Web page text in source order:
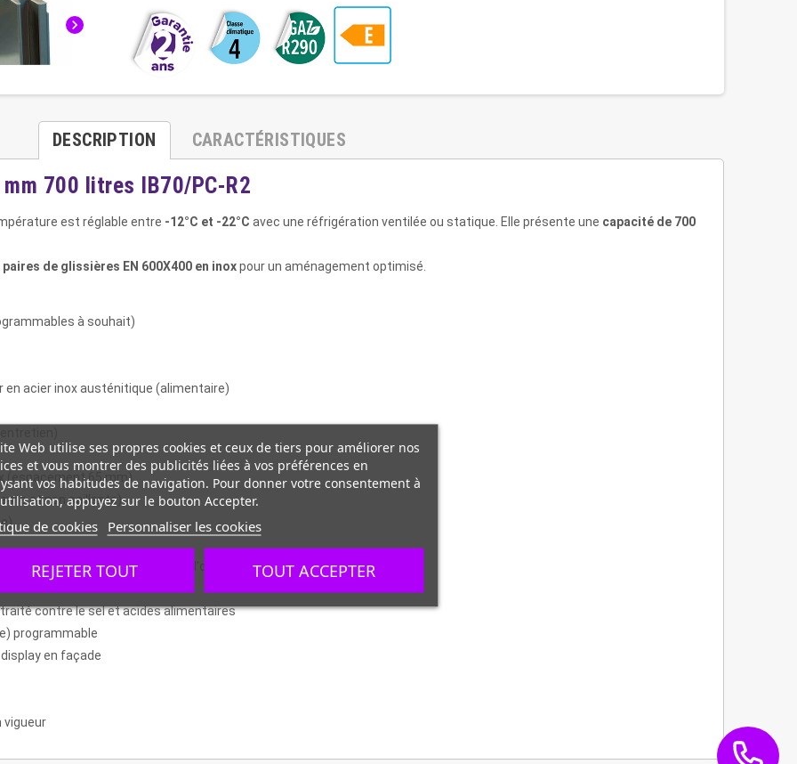
chevron_right
DESCRIPTION CARACTÉRISTIQUES
700 litres IB70/PC-R2
est réglable entre -12°C et -22°C avec une réfrigération ventilée ou statique. Elle présente une capacité de 700
paires de glissières EN 600X400 en inoxpour un aménagement optimisé.
à souhait)
acier inox austénitique (alimentaire)
(espacement 65 mm)
et non saillante)
de l'évaporateur lors de l'ouverture porte
contre le sel et acides alimentaires
programmable
en façade
vigueur
Web utilise ses propres cookies et ceux de tiers pour améliorer nos
et vous montrer des publicités liées à vos préférences en
vos habitudes de navigation. Pour donner votre consentement à
appuyez sur le bouton Accepter.
de cookies Personnaliser les cookies
REJETER TOUT TOUT ACCEPTER